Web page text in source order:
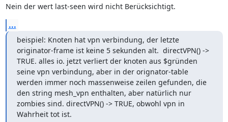
Nein der wert last-seen wird nicht Berücksichtigt.
...
beispiel: Knoten hat vpn verbindung, der letzte
originator-frame ist keine 5 sekunden alt.  directVPN() ->
TRUE. alles io. jetzt verliert der knoten aus $gründen
seine vpn verbindung, aber in der orignator-table
werden immer noch massenweise zeilen gefunden, die
den string mesh_vpn enthalten, aber natürlich nur
zombies sind. directVPN() -> TRUE, obwohl vpn in
Wahrheit tot ist.